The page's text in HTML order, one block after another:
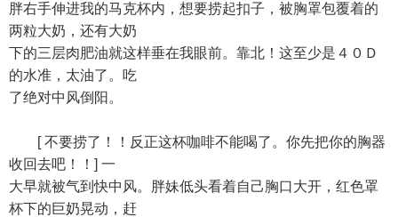
胖右手伸进我的马克杯内，想要捞起扣子，被胸罩包覆着的
两粒大奶，还有大奶
下的三层肉肥油就这样垂在我眼前。靠北！这至少是４０Ｄ
的水准，太油了。吃
了绝对中风倒阳。
[ 不要捞了！！反正这杯咖啡不能喝了。你先把你的胸器
收回去吧！！] 一
大早就被气到快中风。胖妹低头看着自己胸口大开，红色罩
杯下的巨奶晃动，赶